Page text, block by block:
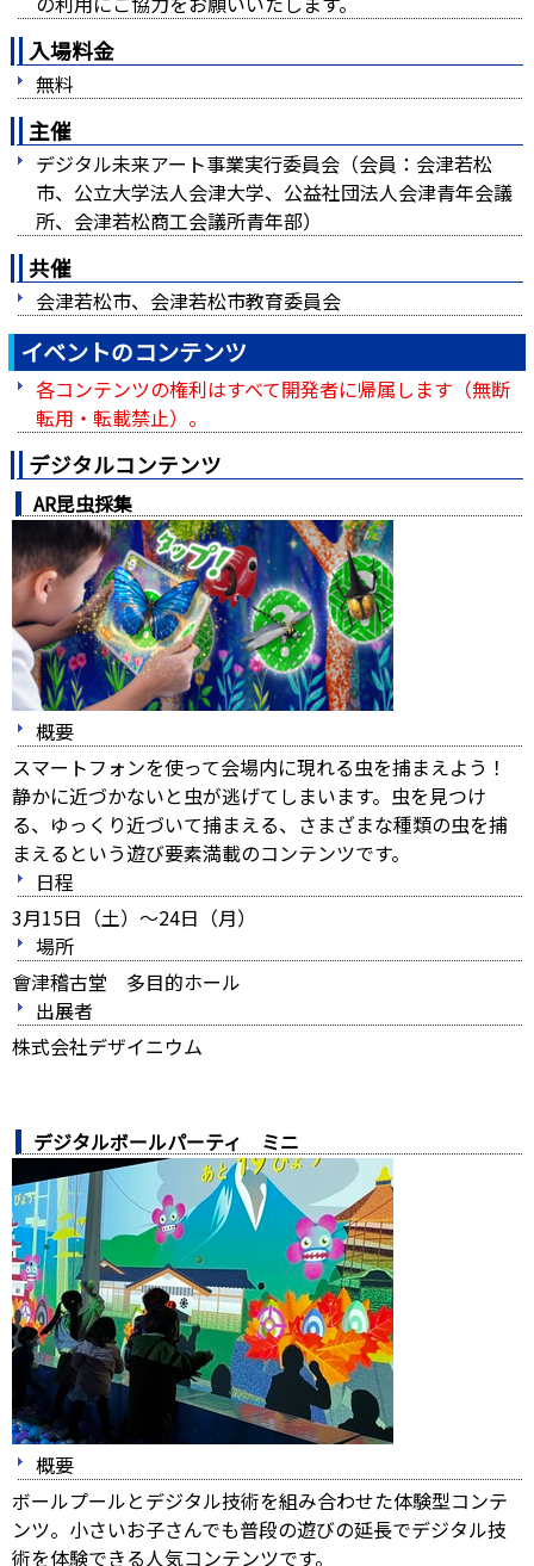
入場料金
無料
主催
デジタル未来アート事業実行委員会（会員：会津若松
市、公立大学法人会津大学、公益社団法人会津青年会議
所、会津若松商工会議所青年部）
共催
会津若松市、会津若松市教育委員会
イベントのコンテンツ
各コンテンツの権利はすべて開発者に帰属します（無断
転用・転載禁止）。
デジタルコンテンツ
AR昆虫採集
概要
スマートフォンを使って会場内に現れる虫を捕まえよう！
静かに近づかないと虫が逃げてしまいます。虫を見つけ
る、ゆっくり近づいて捕まえる、さまざまな種類の虫を捕
まえるという遊び要素満載のコンテンツです。
日程
3月15日（土）～24日（月）
場所
會津稽古堂 多目的ホール
出展者
株式会社デザイニウム
デジタルボールパーティ ミニ
概要
ボールプールとデジタル技術を組み合わせた体験型コンテ
ンツ。小さいお子さんでも普段の遊びの延長でデジタル技
術を体験できる人気コンテンツです。